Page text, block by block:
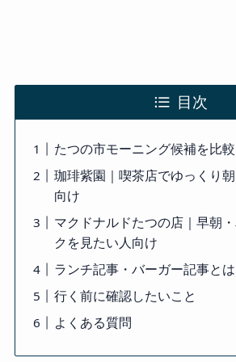
目次
たつの市モーニング候補を比較
珈琲紫園｜喫茶店でゆっくり
向け
マクドナルドたつの店｜早朝
クを見たい人向け
ランチ記事・バーガー記事と
行く前に確認したいこと
よくある質問